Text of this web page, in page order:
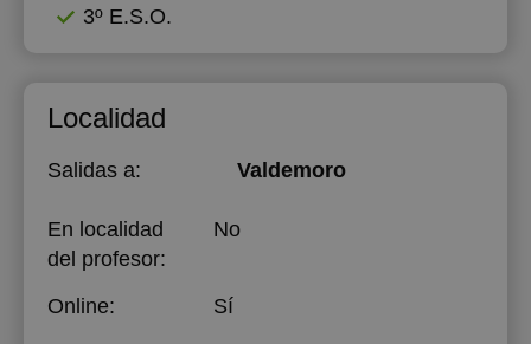
3º E.S.O.
Localidad
Salidas a: Valdemoro
En localidad
del profesor:
No
Online: Sí